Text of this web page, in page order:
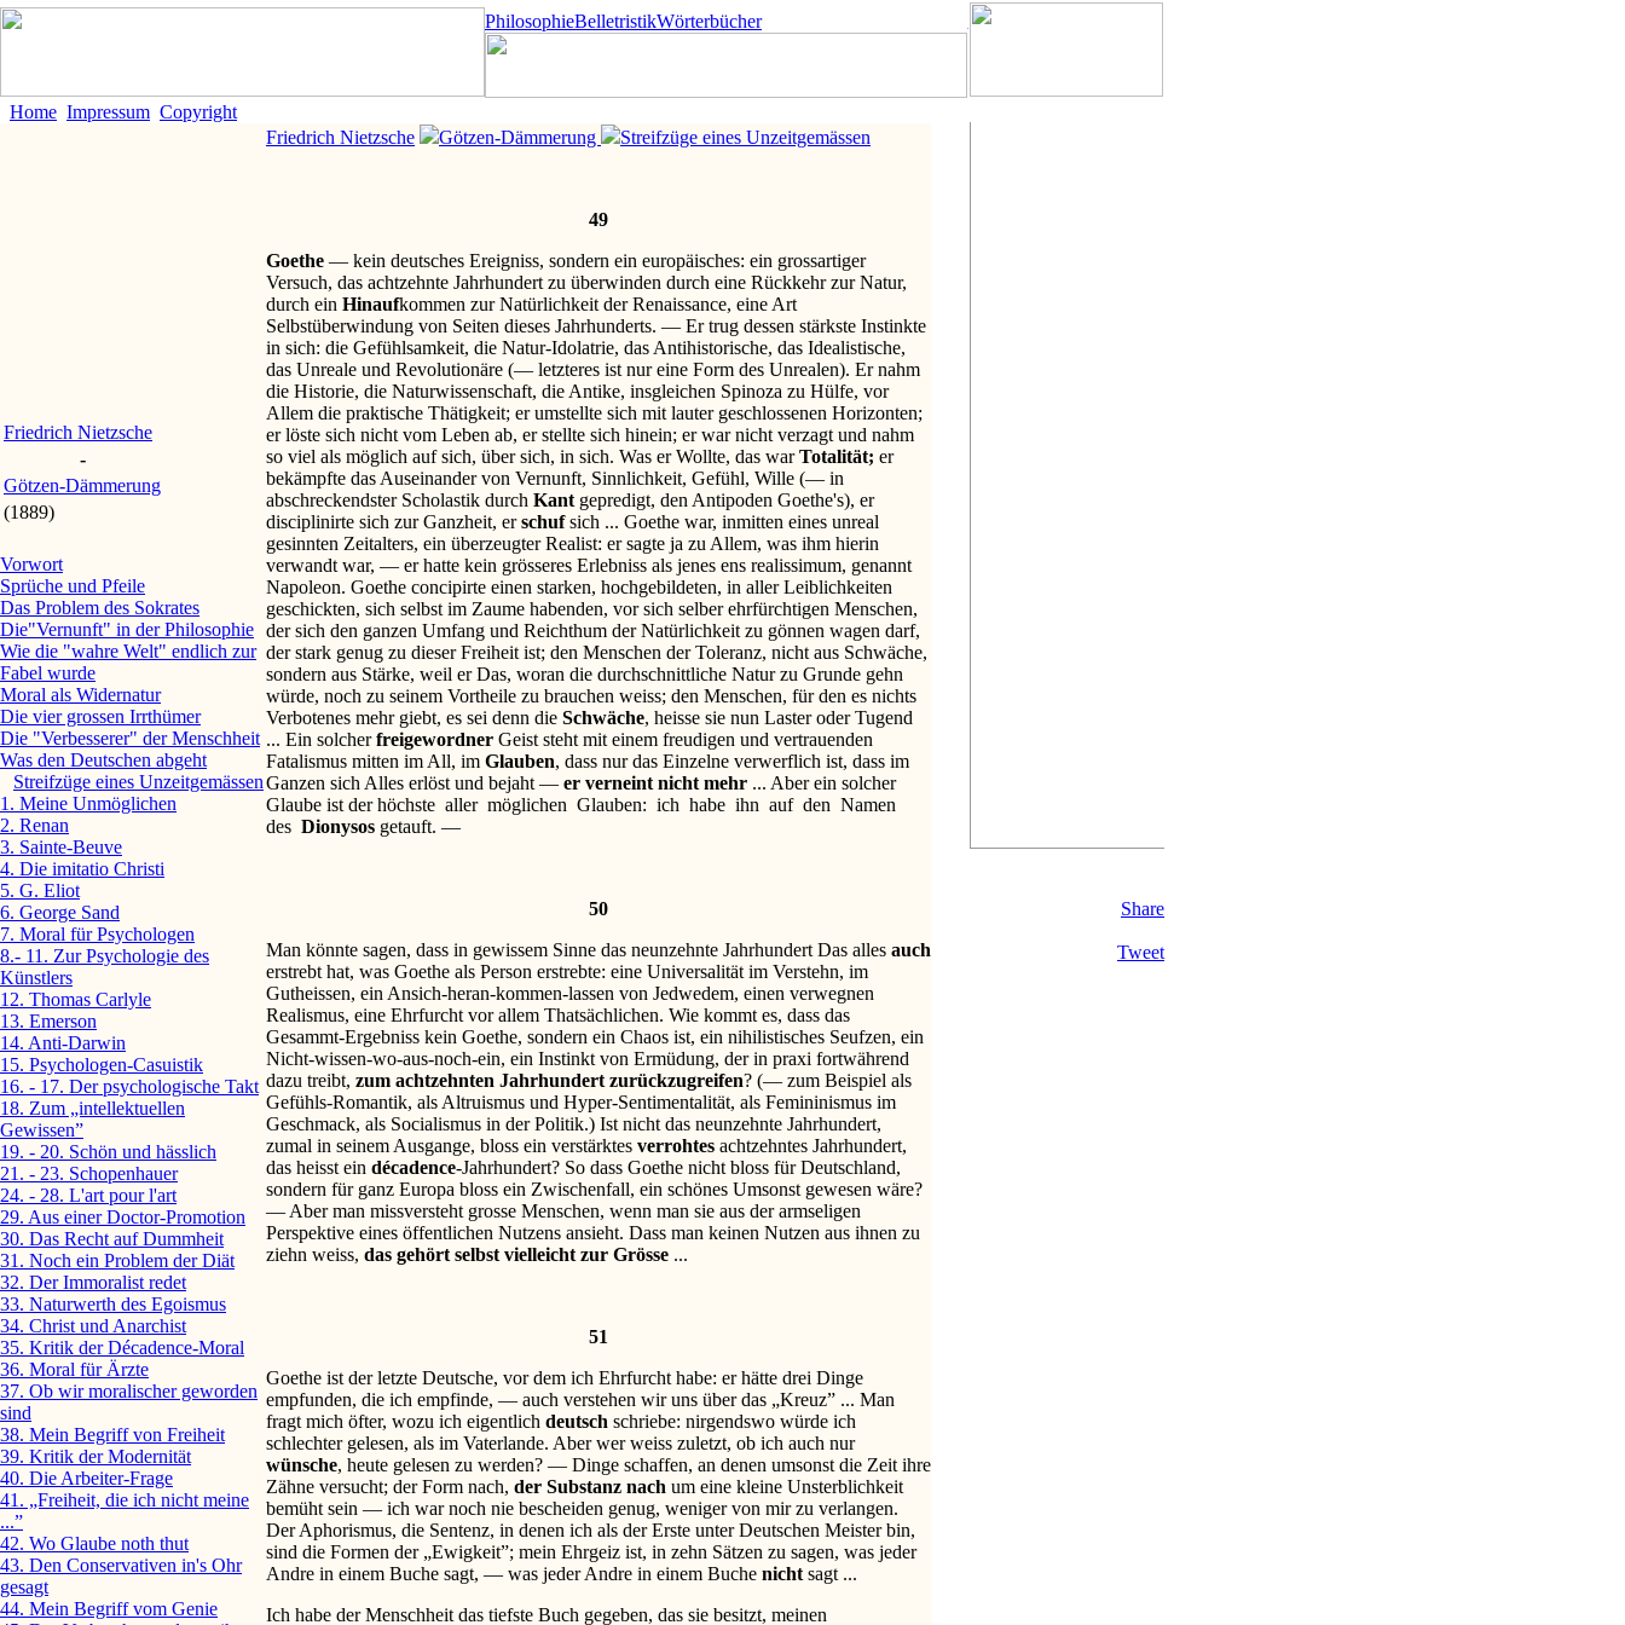
Share
Tweet
PhilosophieBelletristikWörterbücher
Home Impressum Copyright
Friedrich Nietzsche
-
Götzen-Dämmerung
(1889)
Vorwort
Sprüche und Pfeile
Das Problem des Sokrates
Die"Vernunft" in der Philosophie
Wie die "wahre Welt" endlich zur
Fabel wurde
Moral als Widernatur
Die vier grossen Irrthümer
Die "Verbesserer" der Menschheit
Was den Deutschen abgeht
Streifzüge eines Unzeitgemässen
1. Meine Unmöglichen
2. Renan
3. Sainte-Beuve
4. Die imitatio Christi
5. G. Eliot
6. George Sand
7. Moral für Psychologen
8.- 11. Zur Psychologie des
Künstlers
12. Thomas Carlyle
13. Emerson
14. Anti-Darwin
15. Psychologen-Casuistik
16. - 17. Der psychologische Takt
18. Zum „intellektuellen
Gewissen”
19. - 20. Schön und hässlich
21. - 23. Schopenhauer
24. - 28. L'art pour l'art
29. Aus einer Doctor-Promotion
30. Das Recht auf Dummheit
31. Noch ein Problem der Diät
32. Der Immoralist redet
33. Naturwerth des Egoismus
34. Christ und Anarchist
35. Kritik der Décadence-Moral
36. Moral für Ärzte
37. Ob wir moralischer geworden
sind
38. Mein Begriff von Freiheit
39. Kritik der Modernität
40. Die Arbeiter-Frage
41. „Freiheit, die ich nicht meine
...”
42. Wo Glaube noth thut
43. Den Conservativen in's Ohr
gesagt
44. Mein Begriff vom Genie
Friedrich Nietzsche Götzen-Dämmerung Streifzüge eines Unzeitgemässen
49
Goethe — kein deutsches Ereigniss, sondern ein europäisches: ein grossartiger
Versuch, das achtzehnte Jahrhundert zu überwinden durch eine Rückkehr zur Natur,
durch ein Hinaufkommen zur Natürlichkeit der Renaissance, eine Art
Selbstüberwindung von Seiten dieses Jahrhunderts. — Er trug dessen stärkste Instinkte
in sich: die Gefühlsamkeit, die Natur-Idolatrie, das Antihistorische, das Idealistische,
das Unreale und Revolutionäre (— letzteres ist nur eine Form des Unrealen). Er nahm
die Historie, die Naturwissenschaft, die Antike, insgleichen Spinoza zu Hülfe, vor
Allem die praktische Thätigkeit; er umstellte sich mit lauter geschlossenen Horizonten;
er löste sich nicht vom Leben ab, er stellte sich hinein; er war nicht verzagt und nahm
so viel als möglich auf sich, über sich, in sich. Was er Wollte, das warTotalität; er
bekämpfte das Auseinander von Vernunft, Sinnlichkeit, Gefühl, Wille (— in
abschreckendster Scholastik durch Kant gepredigt, den Antipoden Goethe's), er
disciplinirte sich zur Ganzheit, erschufsich ... Goethe war, inmitten eines unreal
gesinnten Zeitalters, ein überzeugter Realist: er sagte ja zu Allem, was ihm hierin
verwandt war, — er hatte kein grösseres Erlebniss als jenes ens realissimum, genannt
Napoleon. Goethe concipirte einen starken, hochgebildeten, in aller Leiblichkeiten
geschickten, sich selbst im Zaume habenden, vor sich selber ehrfürchtigen Menschen,
der sich den ganzen Umfang und Reichthum der Natürlichkeit zu gönnen wagen darf,
der stark genug zu dieser Freiheit ist; den Menschen der Toleranz, nicht aus Schwäche,
sondern aus Stärke, weil er Das, woran die durchschnittliche Natur zu Grunde gehn
würde, noch zu seinem Vortheile zu brauchen weiss; den Menschen, für den es nichts
Verbotenes mehr giebt, es sei denn die Schwäche, heisse sie nun Laster oder Tugend
... Ein solcherfreigewordner Geist steht mit einem freudigen und vertrauenden
Fatalismus mitten im All, im Glauben, dass nur das Einzelne verwerflich ist, dass im
Ganzen sich Alles erlöst und bejaht — er verneint nicht mehr ... Aber ein solcher
Glaube ist der höchste aller möglichen Glauben: ich habe ihn auf den Namen
des Dionysos getauft. —
50
Man könnte sagen, dass in gewissem Sinne das neunzehnte Jahrhundert Das alles auch
erstrebt hat, was Goethe als Person erstrebte: eine Universalität im Verstehn, im
Gutheissen, ein Ansich-heran-kommen-lassen von Jedwedem, einen verwegnen
Realismus, eine Ehrfurcht vor allem Thatsächlichen. Wie kommt es, dass das
Gesammt-Ergebniss kein Goethe, sondern ein Chaos ist, ein nihilistisches Seufzen, ein
Nicht-wissen-wo-aus-noch-ein, ein Instinkt von Ermüdung, der in praxi fortwährend
dazu treibt, zum achtzehnten Jahrhundert zurückzugreifen? (— zum Beispiel als
Gefühls-Romantik, als Altruismus und Hyper-Sentimentalität, als Femininismus im
Geschmack, als Socialismus in der Politik.) Ist nicht das neunzehnte Jahrhundert,
zumal in seinem Ausgange, bloss ein verstärktes verrohtes achtzehntes Jahrhundert,
das heisst ein décadence-Jahrhundert? So dass Goethe nicht bloss für Deutschland,
sondern für ganz Europa bloss ein Zwischenfall, ein schönes Umsonst gewesen wäre?
— Aber man missversteht grosse Menschen, wenn man sie aus der armseligen
Perspektive eines öffentlichen Nutzens ansieht. Dass man keinen Nutzen aus ihnen zu
ziehn weiss, das gehört selbst vielleicht zur Grösse ...
51
Goethe ist der letzte Deutsche, vor dem ich Ehrfurcht habe: er hätte drei Dinge
empfunden, die ich empfinde, — auch verstehen wir uns über das „Kreuz” ... Man
fragt mich öfter, wozu ich eigentlich deutsch schriebe: nirgendswo würde ich
schlechter gelesen, als im Vaterlande. Aber wer weiss zuletzt, ob ich auch nur
wünsche, heute gelesen zu werden? — Dinge schaffen, an denen umsonst die Zeit ihre
Zähne versucht; der Form nach, der Substanz nach um eine kleine Unsterblichkeit
bemüht sein — ich war noch nie bescheiden genug, weniger von mir zu verlangen.
Der Aphorismus, die Sentenz, in denen ich als der Erste unter Deutschen Meister bin,
sind die Formen der „Ewigkeit”; mein Ehrgeiz ist, in zehn Sätzen zu sagen, was jeder
Andre in einem Buche sagt, — was jeder Andre in einem Buche nicht sagt ...
Ich habe der Menschheit das tiefste Buch gegeben, das sie besitzt, meinen